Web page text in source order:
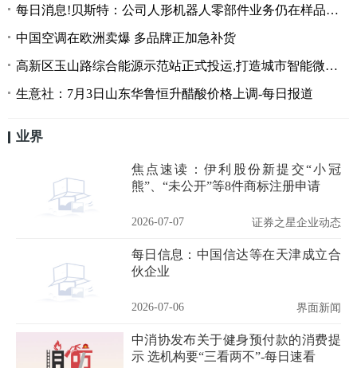
每日消息!贝斯特：公司人形机器人零部件业务仍在样品阶段
中国空调在欧洲卖爆 多品牌正加急补货
高新区玉山路综合能源示范站正式投运,打造城市智能微电网实践新样板 热门看点
生意社：7月3日山东华鲁恒升醋酸价格上调-每日报道
业界
焦点速读：伊利股份新提交“小冠
熊”、“未公开”等8件商标注册申请
2026-07-07 证券之星企业动态
每日信息：中国信达等在天津成立合
伙企业
2026-07-06 界面新闻
中消协发布关于健身预付款的消费提
示 选机构要“三看两不”-每日速看